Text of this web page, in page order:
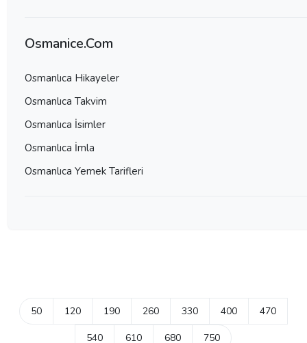
Osmanice.Com
Osmanlıca Hikayeler
Osmanlıca Takvim
Osmanlıca İsimler
Osmanlıca İmla
Osmanlıca Yemek Tarifleri
50 120 190 260 330 400 470
540 610 680 750